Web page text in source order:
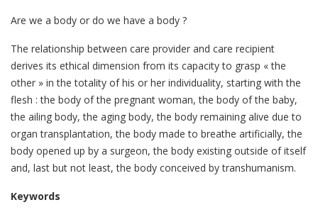
Are we a body or do we have a body ?
The relationship between care provider and care recipient
derives its ethical dimension from its capacity to grasp « the
other » in the totality of his or her individuality, starting with the
flesh : the body of the pregnant woman, the body of the baby,
the ailing body, the aging body, the body remaining alive due to
organ transplantation, the body made to breathe artificially, the
body opened up by a surgeon, the body existing outside of itself
and, last but not least, the body conceived by transhumanism.
Keywords